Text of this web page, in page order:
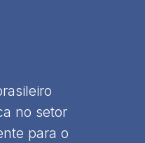
no setor
para o